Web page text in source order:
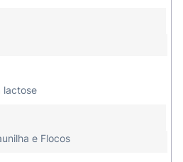
lactose
e Flocos